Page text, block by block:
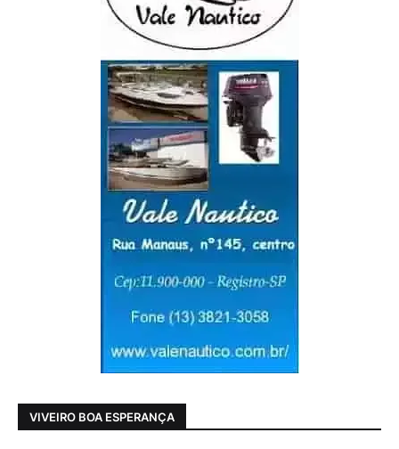
VIVEIRO BOA ESPERANÇA